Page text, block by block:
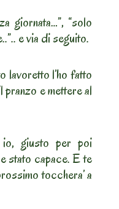
giornata…”, “solo
e via di seguito.
lavoretto l’ho fatto
e mettere al
giusto per poi
stato capace. E te
tocchera’ a